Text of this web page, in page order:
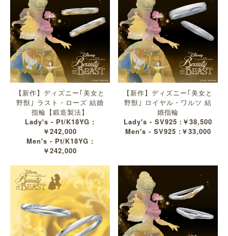
【新作】ディズニー｢美女と
野獣｣ ラスト・ローズ 結婚
指輪【鍛造製法】
Lady's - Pt/K18YG :
￥242,000
Men's - Pt/K18YG :
￥242,000
【新作】ディズニー｢美女と
野獣｣ ロイヤル・ワルツ 結
婚指輪
Lady's - SV925 :￥38,500
Men's - SV925 :￥33,000